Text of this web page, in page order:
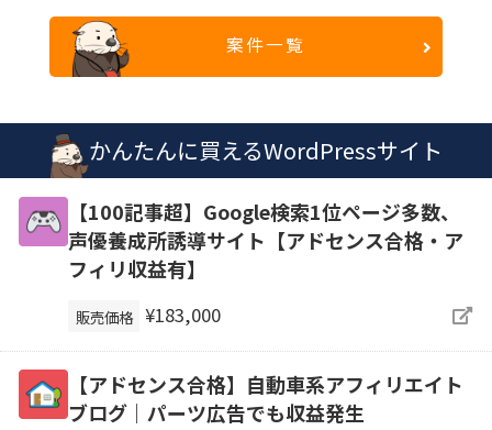
案件一覧
かんたんに買えるWordPressサイト
【100記事超】Google検索1位ページ多数、
声優養成所誘導サイト【アドセンス合格・ア
フィリ収益有】
販売価格 ¥183,000
【アドセンス合格】自動車系アフィリエイト
ブログ｜パーツ広告でも収益発生